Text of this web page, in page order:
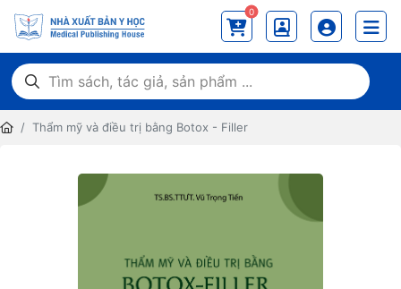
0
Thẩm mỹ và điều trị bằng Botox - Filler